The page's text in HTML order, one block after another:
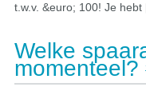
t.w.v. &euro; 100! Je
Welke
momenteel?